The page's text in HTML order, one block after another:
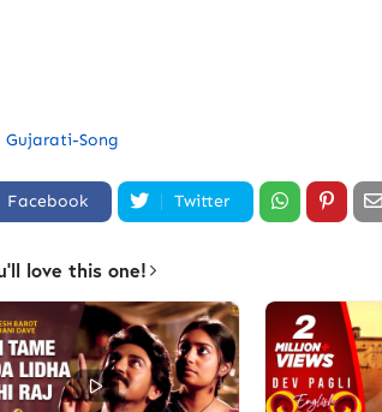
Gujarati-Song
Facebook Twitter
love this one!